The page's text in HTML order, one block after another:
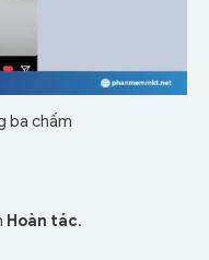
ba chấm
Hoàn tác.